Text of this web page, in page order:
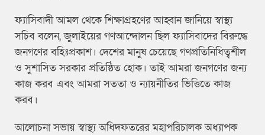
ফ্যাসিবাদী আমল থেকে শিক্ষাগ্রহণের আহ্বান জানিয়ে স্বাস্থ্য
সচিব বলেন, জুলাইয়ের গণআন্দোলন ছিল ফ্যাসিবাদের বিরুদ্ধে
জনগণের বহিঃপ্রকাশ। দেশের মানুষ চেয়েছে গণপ্রতিনিধিত্বশীল
ও সুশাসিত সরকার প্রতিষ্ঠিত হোক। তাই আমরা জনগণের জন্য
কাজ করব এবং আমরা সততা ও ন্যায়নীতির ভিত্তিতে কাজ
করব।
আলোচনা সভায় স্বাস্থ্য অধিদফতরের মহাপরিচালক অধ্যাপক